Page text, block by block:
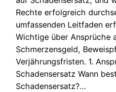
Rechte erfolgreich
umfassenden Leitfaden
Wichtige über Ansprüche
Schmerzensgeld,
Verjährungsfristen. 1.
Schadensersatz Wann
Schadensersatz?…